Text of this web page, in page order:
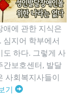
애에 관한 지식은
심지어 학부에서
도 하다. 그렇게 사
간보호센터, 발달
사회복지사들이
기